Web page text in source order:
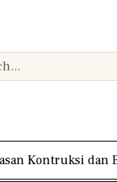
Kontruksi dan